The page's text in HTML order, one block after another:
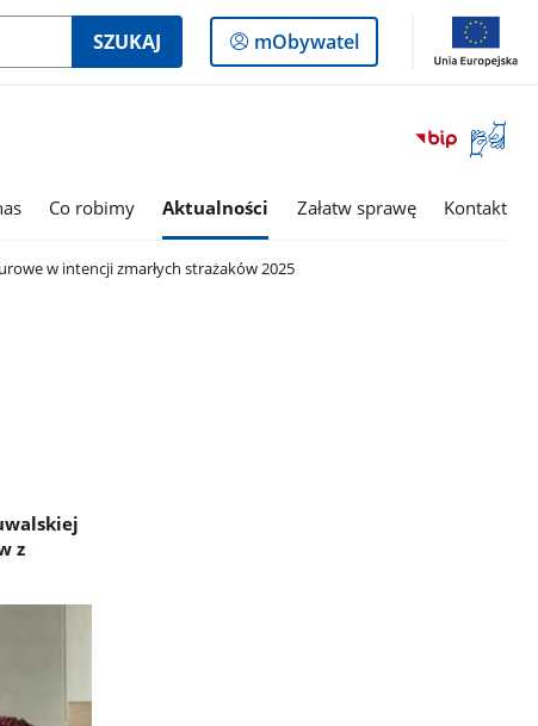
SZUKAJ
Logowanie
do
mObywatel
Otwórz
okno
Co robimy Aktualności Załatw sprawę Kontakt
w intencji zmarłych strażaków 2025
z